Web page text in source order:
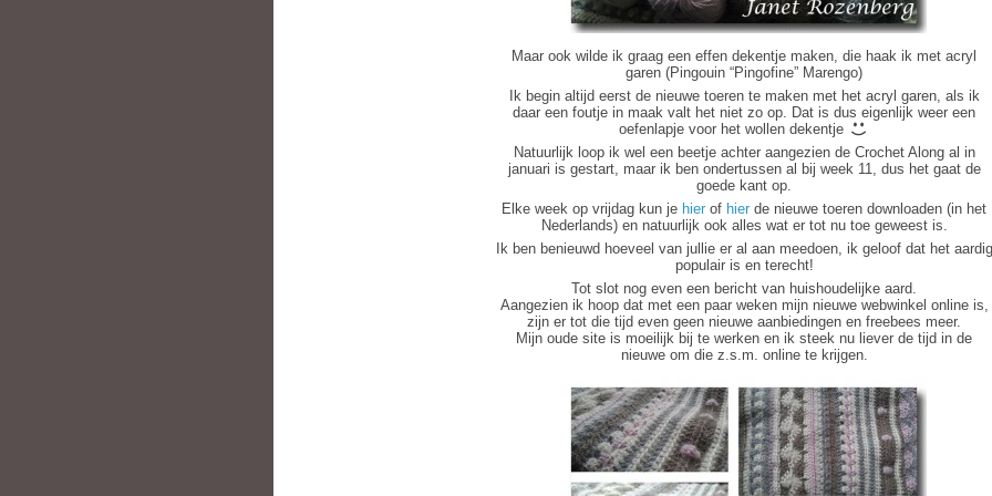
Maar ook wilde ik graag een effen dekentje maken, die haak ik met acryl
garen (Pingouin “Pingofine” Marengo)
Ik begin altijd eerst de nieuwe toeren te maken met het acryl garen, als ik
daar een foutje in maak valt het niet zo op. Dat is dus eigenlijk weer een
oefenlapje voor het wollen dekentje
Natuurlijk loop ik wel een beetje achter aangezien de Crochet Along al in
januari is gestart, maar ik ben ondertussen al bij week 11, dus het gaat de
goede kant op.
Elke week op vrijdag kun je hier of hier de nieuwe toeren downloaden (in het
Nederlands) en natuurlijk ook alles wat er tot nu toe geweest is.
Ik ben benieuwd hoeveel van jullie er al aan meedoen, ik geloof dat het aardig
populair is en terecht!
Tot slot nog even een bericht van huishoudelijke aard.
Aangezien ik hoop dat met een paar weken mijn nieuwe webwinkel online is,
zijn er tot die tijd even geen nieuwe aanbiedingen en freebees meer.
Mijn oude site is moeilijk bij te werken en ik steek nu liever de tijd in de
nieuwe om die z.s.m. online te krijgen.